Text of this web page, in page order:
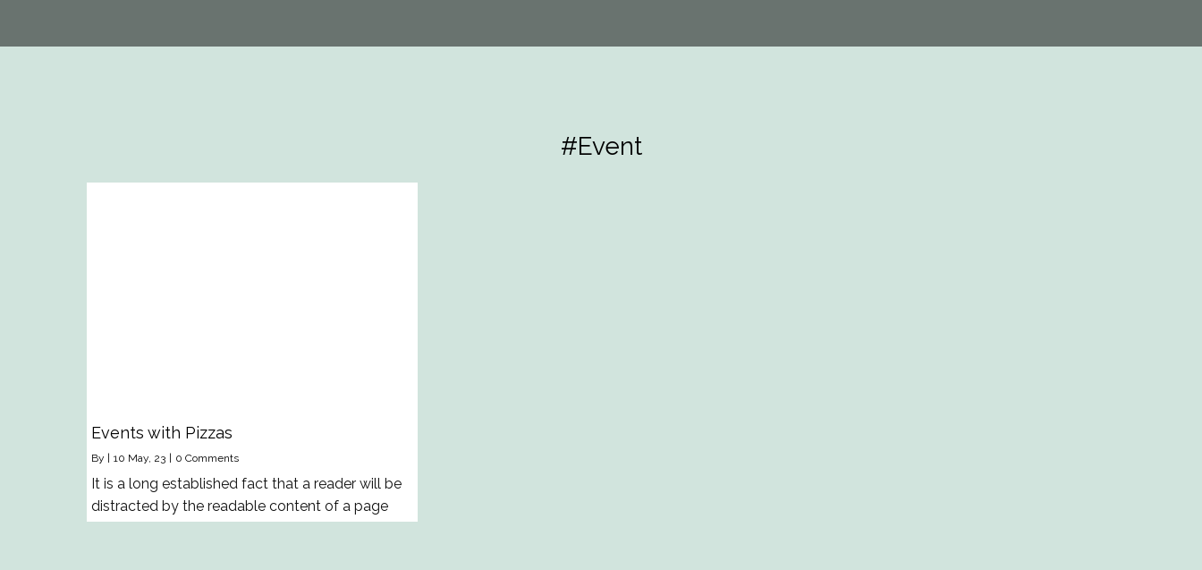
#Event
Events with Pizzas
By 10 May, 23 0 Comments
It is a long established fact that a reader will be
distracted by the readable content of a page